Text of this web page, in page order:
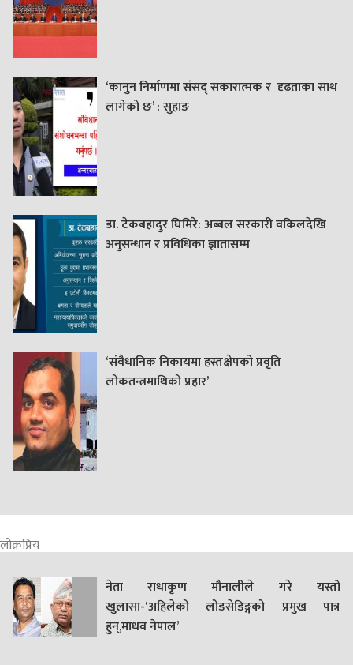
‘कानुन निर्माणमा संसद् सकारात्मक र दृढताका साथ
लागेको छ’ : सुहाङ
डा. टेकबहादुर घिमिरे: अब्बल सरकारी वकिलदेखि
अनुसन्धान र प्रविधिका ज्ञातासम्म
‘संवैधानिक निकायमा हस्तक्षेपको प्रवृति
लोकतन्त्रमाथिको प्रहार’
लोक्रप्रिय
नेता राधाकृण मौनालीले गरे यस्तो
खुलासा-‘अहिलेको लोडसेडिङ्गको प्रमुख पात्र
हुन्,माधव नेपाल’